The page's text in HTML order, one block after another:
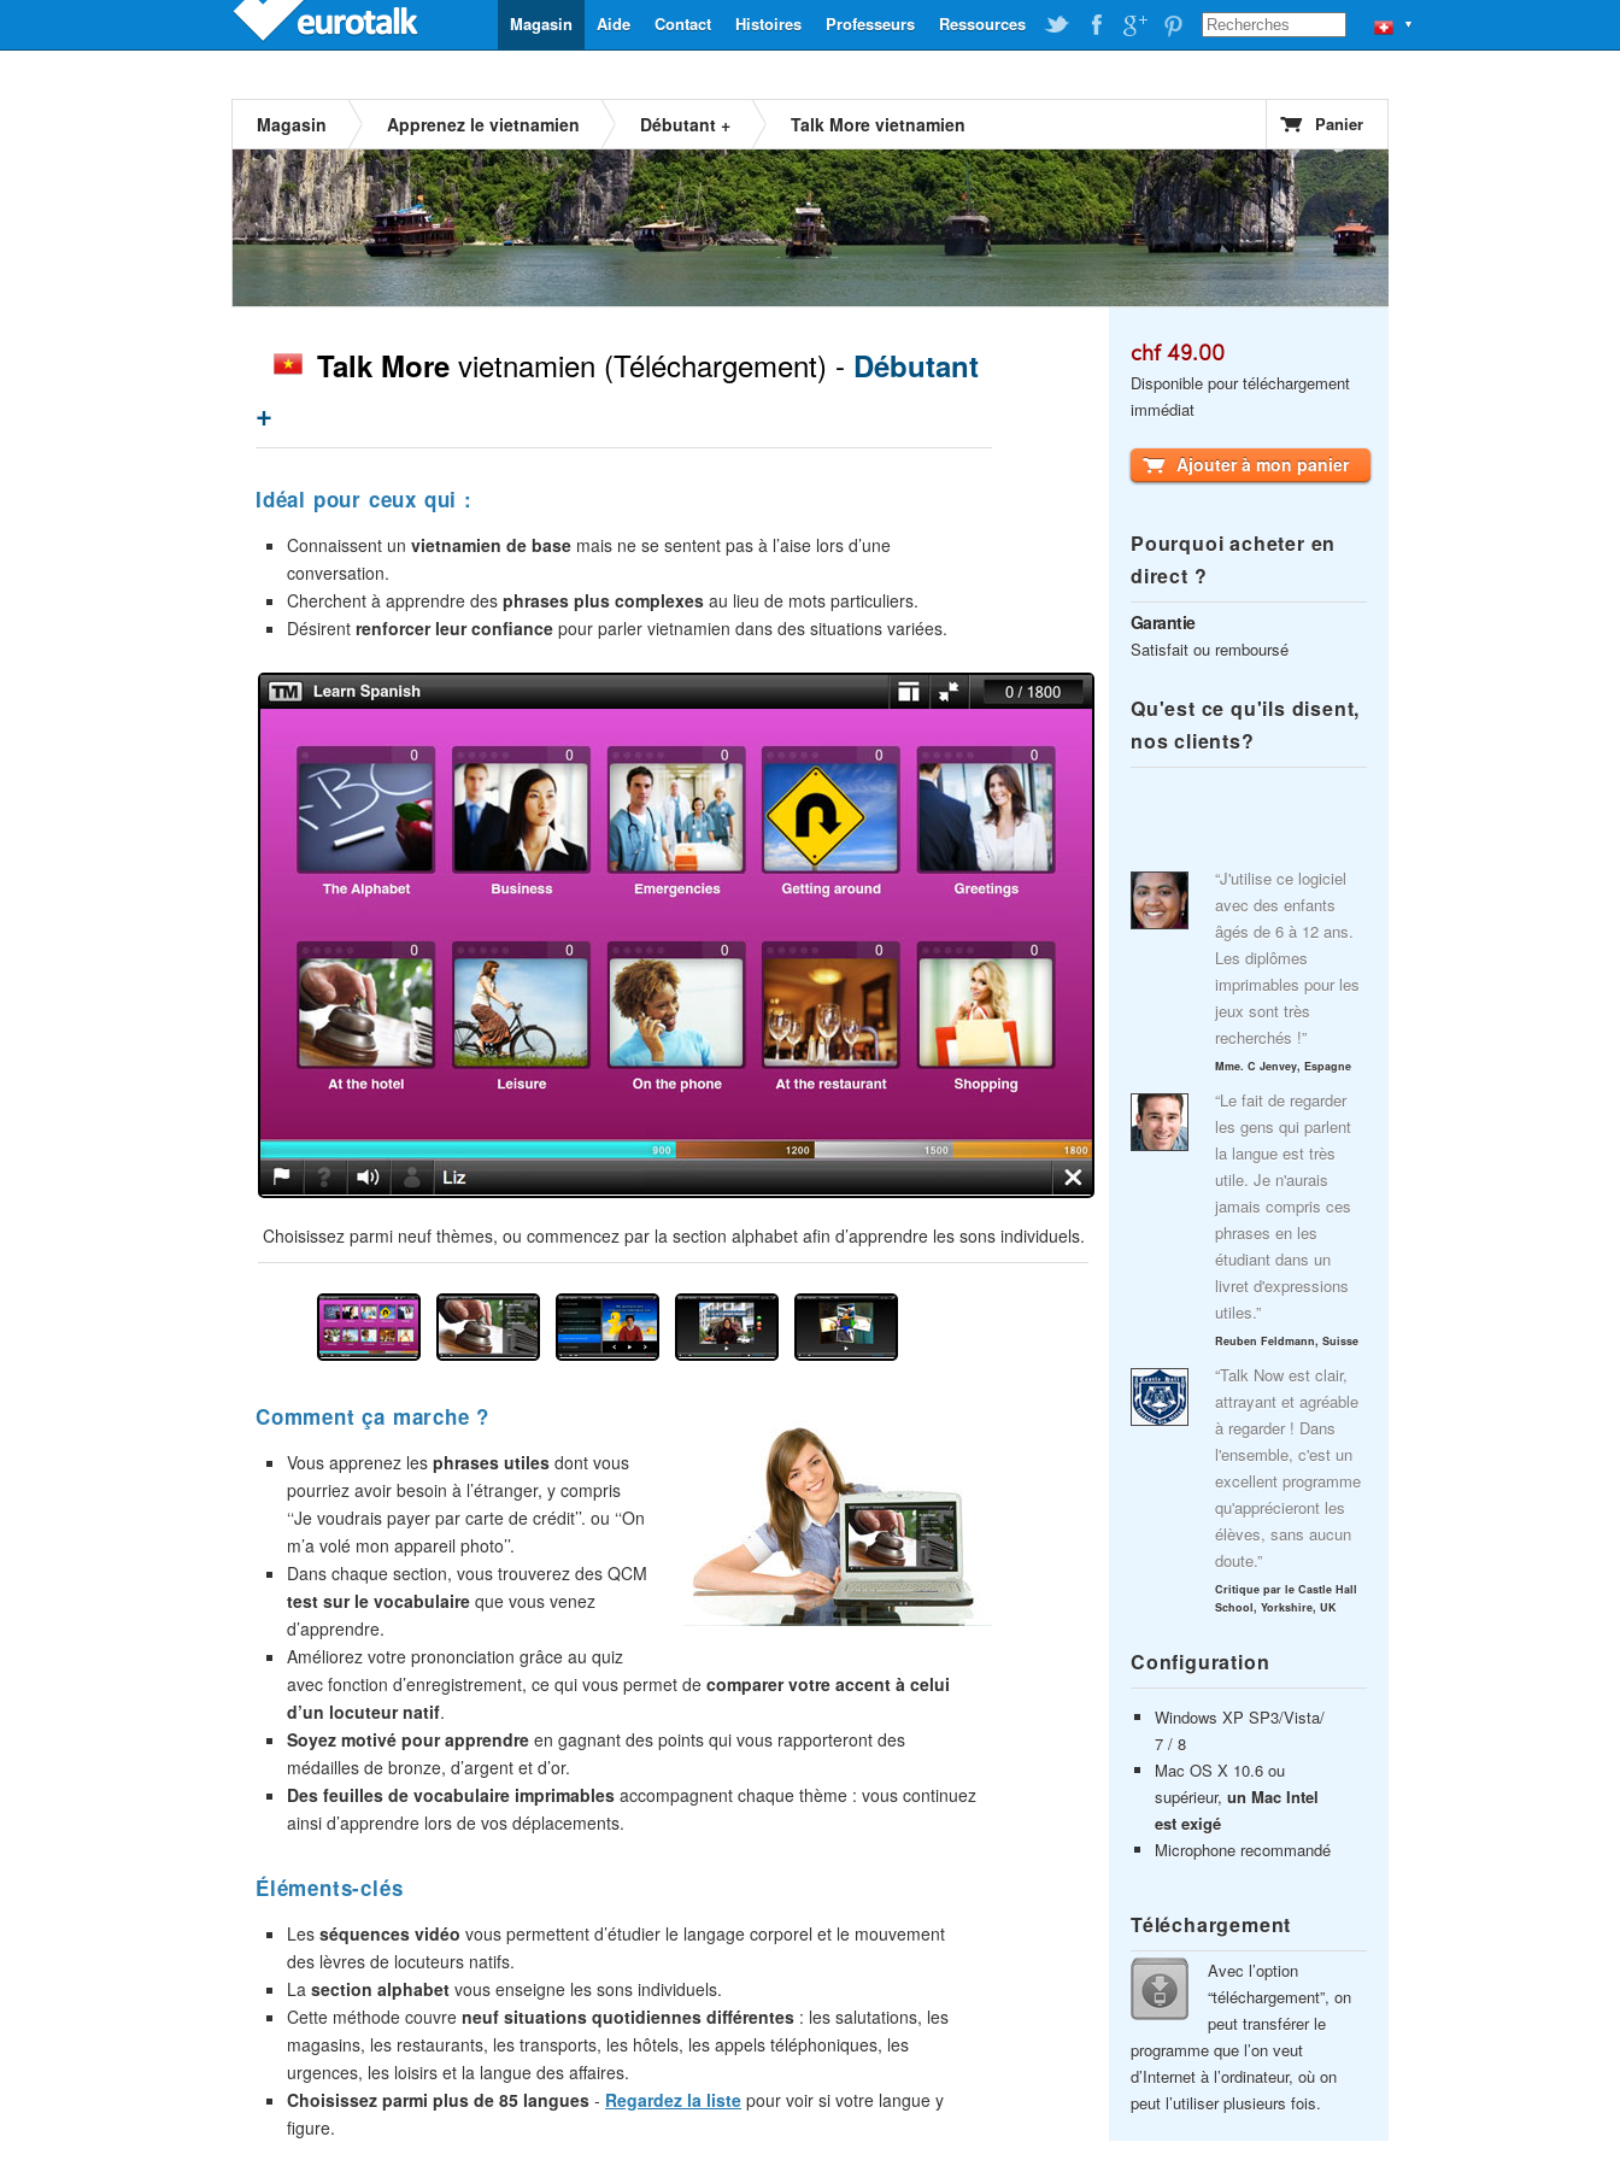
▼
Ressources
Professeurs
Histoires
Contact
Aide
Magasin
Magasin Apprenez le vietnamien Débutant + Talk More vietnamien Panier
Talk More vietnamien (Téléchargement) - Débutant
+
Idéal pour ceux qui :
Connaissent un vietnamien de base mais ne se sentent pas à l’aise lors d’une
conversation.
Cherchent à apprendre des phrases plus complexes au lieu de mots particuliers.
Désirent renforcer leur confiance pour parler vietnamien dans des situations variées.
Choisissez parmi neuf thèmes, ou commencez par la section alphabet afin d’apprendre les sons individuels.
Comment ça marche ?
Vous apprenez les phrases utiles dont vous
pourriez avoir besoin à l’étranger, y compris
‘‘Je voudrais payer par carte de crédit’’. ou ‘‘On
m’a volé mon appareil photo’’.
Dans chaque section, vous trouverez des QCM
test sur le vocabulaire que vous venez
d’apprendre.
Améliorez votre prononciation grâce au quiz
avec fonction d’enregistrement, ce qui vous permet de comparer votre accent à celui
d’un locuteur natif.
Soyez motivé pour apprendre en gagnant des points qui vous rapporteront des
médailles de bronze, d’argent et d’or.
Des feuilles de vocabulaire imprimables accompagnent chaque thème : vous continuez
ainsi d’apprendre lors de vos déplacements.
Éléments-clés
Les séquences vidéo vous permettent d’étudier le langage corporel et le mouvement
des lèvres de locuteurs natifs.
La section alphabet vous enseigne les sons individuels.
Cette méthode couvre neuf situations quotidiennes différentes : les salutations, les
magasins, les restaurants, les transports, les hôtels, les appels téléphoniques, les
urgences, les loisirs et la langue des affaires.
Choisissez parmi plus de 85 langues - Regardez la liste pour voir si votre langue y
figure.
chf 49.00
Disponible pour téléchargement
immédiat
Ajouter à mon panier
Pourquoi acheter en
direct ?
Garantie
Satisfait ou remboursé
Qu'est ce qu'ils disent,
nos clients?
“J'utilise ce logiciel
avec des enfants
âgés de 6 à 12 ans.
Les diplômes
imprimables pour les
jeux sont très
recherchés !”
Mme. C Jenvey, Espagne
“Le fait de regarder
les gens qui parlent
la langue est très
utile. Je n'aurais
jamais compris ces
phrases en les
étudiant dans un
livret d'expressions
utiles.”
Reuben Feldmann, Suisse
“Talk Now est clair,
attrayant et agréable
à regarder ! Dans
l'ensemble, c'est un
excellent programme
qu'apprécieront les
élèves, sans aucun
doute.”
Critique par le Castle Hall
School, Yorkshire, UK
Configuration
Windows XP SP3/Vista/
7 / 8
Mac OS X 10.6 ou
supérieur, un Mac Intel
est exigé
Microphone recommandé
Téléchargement
Avec l’option
“téléchargement”, on
peut transférer le
programme que l’on veut
d’Internet à l’ordinateur, où on
peut l’utiliser plusieurs fois.